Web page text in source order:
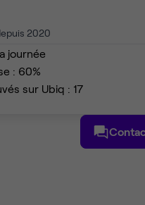
2020
journée
: 60%
sur Ubiq : 17